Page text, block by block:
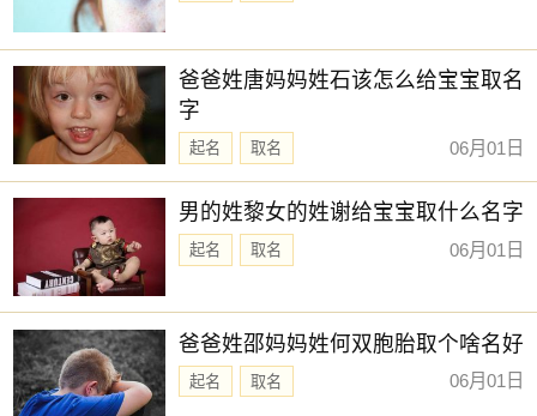
爸爸姓唐妈妈姓石该怎么给宝宝取名
字
起名 取名 06月01日
男的姓黎女的姓谢给宝宝取什么名字
起名 取名 06月01日
爸爸姓邵妈妈姓何双胞胎取个啥名好
起名 取名 06月01日